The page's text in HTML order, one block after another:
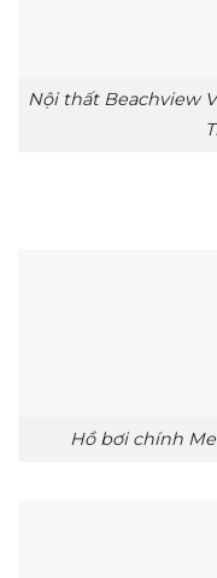
Nội thất Beachview
Hồ bơi chính